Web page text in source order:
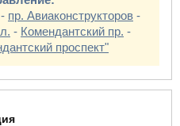
- пр. Авиаконструкторов -
- Комендантский пр. -
проспект"